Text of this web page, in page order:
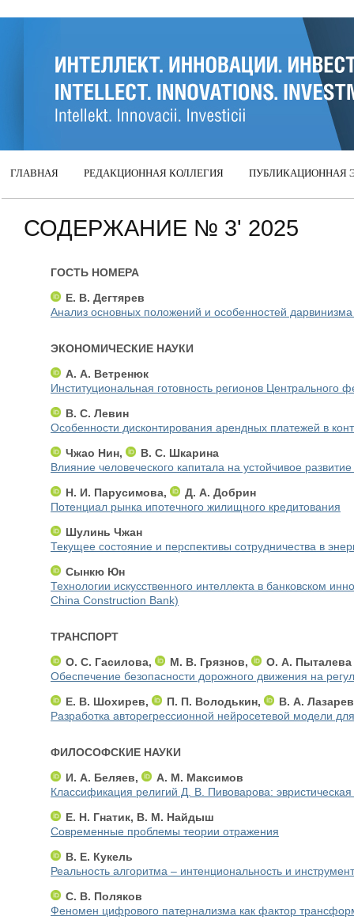
ГЛАВНАЯ РЕДАКЦИОННАЯ КОЛЛЕГИЯ ПУБЛИКАЦИОННАЯ
СОДЕРЖАНИЕ № 3' 2025
ГОСТЬ НОМЕРА
Е. В. Дегтярев
Анализ основных положений и особенностей дарвинизма
ЭКОНОМИЧЕСКИЕ НАУКИ
А. А. Ветренюк
Институциональная готовность регионов Центрального
В. С. Левин
Особенности дисконтирования арендных платежей в
Чжао Нин,
В. С. Шкарина
Влияние человеческого капитала на устойчивое
Н. И. Парусимова,
Д. А. Добрин
Потенциал рынка ипотечного жилищного кредитования
Шулинь Чжан
Текущее состояние и перспективы сотрудничества в
Cынкю Юн
Технологии искусственного интеллекта в банковском
China Construction Bank)
ТРАНСПОРТ
О. С. Гасилова,
М. В. Грязнов,
О. А. Пыталева
Обеспечение безопасности дорожного движения на
Е. В. Шохирев,
П. П. Володькин,
В. А.
Разработка авторегрессионной нейросетевой модели
ФИЛОСОФСКИЕ НАУКИ
И. А. Беляев,
А. М. Максимов
Классификация религий Д. В. Пивоварова: эвристическая
Е. Н. Гнатик, В. М. Найдыш
Современные проблемы теории отражения
В. Е. Кукель
Реальность алгоритма – интенциональность и
С. В. Поляков
Феномен цифрового патернализма как фактор